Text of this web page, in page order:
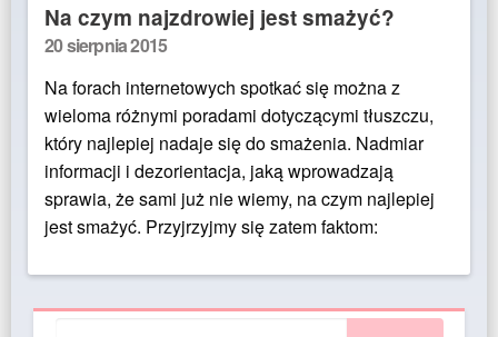
Na czym najzdrowiej jest smażyć?
Posted
20 sierpnia 2015
Na forach internetowych spotkać się można z
wieloma różnymi poradami dotyczącymi tłuszczu,
który najlepiej nadaje się do smażenia. Nadmiar
informacji i dezorientacja, jaką wprowadzają
sprawia, że sami już nie wiemy, na czym najlepiej
jest smażyć. Przyjrzyjmy się zatem faktom: